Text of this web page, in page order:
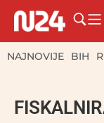
NAJNOVIJE BIH